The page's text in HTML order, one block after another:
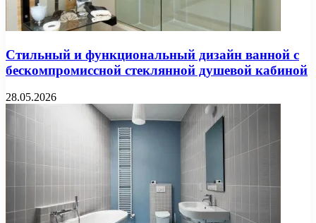
Стильный и функциональный дизайн ванной с
бескомпромиссной стеклянной душевой кабиной
28.05.2026